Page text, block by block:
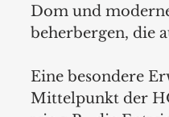
Dom und
beherbergen, die
Eine besondere
Mittelpunkt der